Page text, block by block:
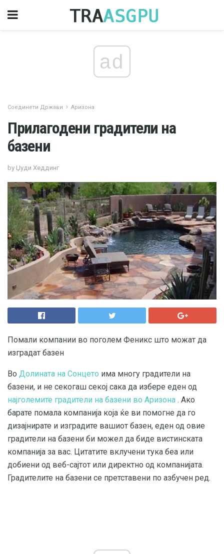
ad
Соединети Држави Аризона
Прилагодени градители на
базени
by Џуди Хеддинг
Помали компании во поголем Феникс што можат да
изградат базен
Во Долината на Сонцето има многу градители на
базени, и не секогаш секој сака да избере еден од
најголемите градители на базени во Аризона . Ако
барате помала компанија која ќе ви помогне да го
дизајнирате и изградите вашиот базен, еден од овие
градители на базени би можел да биде вистинската
компанија за вас. Цитатите вклучени тука беа или
добиени од веб-сајтот или директно од компанијата.
Градителите на базени се претставени по азбучен ред.